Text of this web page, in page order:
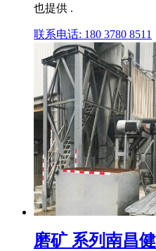
也提供 .
联系电话: 180 3780 8511
磨矿 系列南昌